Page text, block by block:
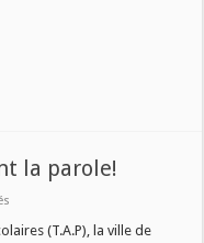
la parole!
Junior:(T.A.P), la ville de